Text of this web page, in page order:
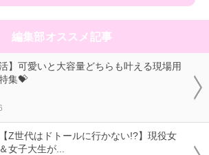
編集部オススメ記事
活】可愛いと大容量どちらも叶える現場用
集💝
Z世代はドトールに行かない!?】現役女
女子大生が...